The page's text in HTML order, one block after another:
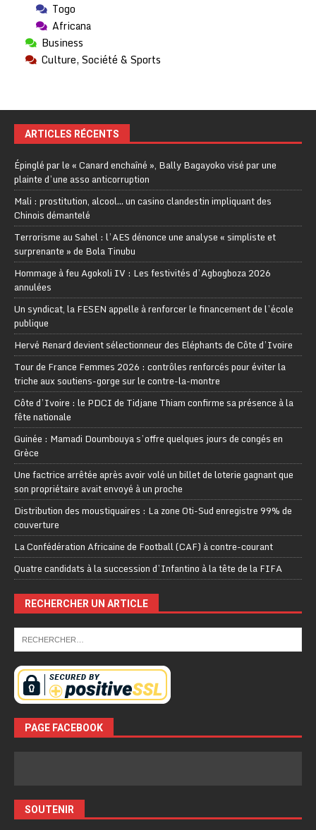
Togo
Africana
Business
Culture, Société & Sports
ARTICLES RÉCENTS
Épinglé par le « Canard enchaîné », Bally Bagayoko visé par une
plainte d’une asso anticorruption
Mali : prostitution, alcool… un casino clandestin impliquant des
Chinois démantelé
Terrorisme au Sahel : l’AES dénonce une analyse « simpliste et
surprenante » de Bola Tinubu
Hommage à feu Agokoli IV : Les festivités d’Agbogboza 2026
annulées
Un syndicat, la FESEN appelle à renforcer le financement de l’école
publique
Hervé Renard devient sélectionneur des Eléphants de Côte d’Ivoire
Tour de France Femmes 2026 : contrôles renforcés pour éviter la
triche aux soutiens-gorge sur le contre-la-montre
Côte d’Ivoire : le PDCI de Tidjane Thiam confirme sa présence à la
fête nationale
Guinée : Mamadi Doumbouya s’offre quelques jours de congés en
Grèce
Une factrice arrêtée après avoir volé un billet de loterie gagnant que
son propriétaire avait envoyé à un proche
Distribution des moustiquaires : La zone Oti-Sud enregistre 99% de
couverture
La Confédération Africaine de Football (CAF) à contre-courant
Quatre candidats à la succession d’Infantino à la tête de la FIFA
RECHERCHER UN ARTICLE
PAGE FACEBOOK
SOUTENIR